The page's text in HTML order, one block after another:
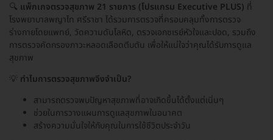
🔍 แพ็กเกจตรวจสุขภาพ 21 รายการ (โปรแกรม Executive PLUS) ที่
โรงพยาบาลพญาไท ศรีราชา ได้รวมการตรวจที่ครอบคลุมทั้งการตรวจ
ร่างกายโดยแพทย์, วัดความดันโลหิต, ตรวจเอกซเรย์หัวใจและปอด, รวมถึง
การตรวจคัดกรองภาวะหลอดเลือดตีบตัน เพื่อให้แน่ใจว่าคุณได้รับการดูแล
สุขภาพ
💡 ทำไมการตรวจสุขภาพจึงจำเป็น?
สามารถตรวจพบปัญหาสุขภาพที่อาจเกิดขึ้นได้ตั้งแต่เนิ่นๆ
ช่วยในการวางแผนการดูแลสุขภาพในอนาคต
สร้างความมั่นใจให้กับคุณในการใช้ชีวิตประจำวัน